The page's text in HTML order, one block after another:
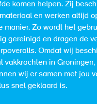
komen helpen. Zij
en werken altijd
manier. Zo wordt het
gereinigd en dragen de
Omdat wij
vakkrachten in
wij er samen met jou
snel geklaard is.